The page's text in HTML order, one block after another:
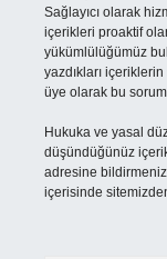
Sağlayıcı olarak
içerikleri proaktif
yükümlülüğümüz
yazdıkları
üye olarak bu
Hukuka ve yasal
düşündüğünüz
adresine
içerisinde sitemizden